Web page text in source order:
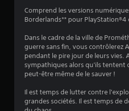
Comprend les versions
Borderlands** pour
Dans le cadre de la ville de
guerre sans fin, vous contrôlerez
pendant le pire jour de leurs vies.
sympathiques alors qu'ils tentent
peut-être même de le sauver !
Il est temps de lutter contre
grandes sociétés. Il est temps de